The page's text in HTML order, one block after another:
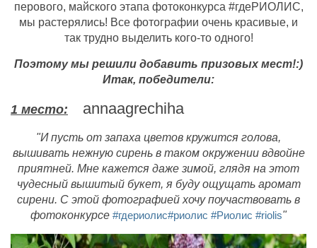
перового, майского этапа фотоконкурса #гдеРИОЛИС,
мы растерялись! Все фотографии очень красивые, и
так трудно выделить кого-то одного!
Поэтому мы решили добавить призовых мест!:)
Итак, победители:
1 место: annaagrechiha
"И пусть от запаха цветов кружится голова,
вышивать нежную сирень в таком окружении вдвойне
приятней. Мне кажется даже зимой, глядя на этот
чудесный вышитый букет, я буду ощущать аромат
сирени. С этой фотографией хочу поучаствовать в
фотоконкурсе #гдериолис#риолис #Риолис #riolis"